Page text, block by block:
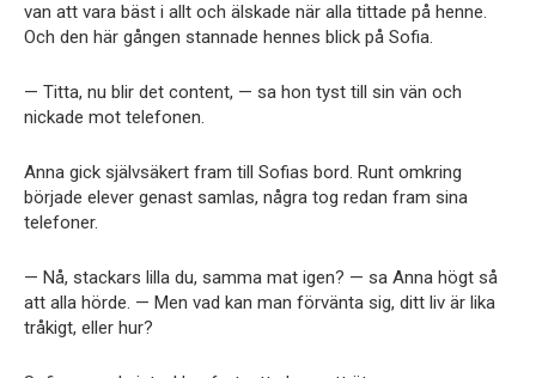
van att vara bäst i allt och älskade när alla tittade på henne.
Och den här gången stannade hennes blick på Sofia.
— Titta, nu blir det content, — sa hon tyst till sin vän och
nickade mot telefonen.
Anna gick självsäkert fram till Sofias bord. Runt omkring
började elever genast samlas, några tog redan fram sina
telefoner.
— Nå, stackars lilla du, samma mat igen? — sa Anna högt så
att alla hörde. — Men vad kan man förvänta sig, ditt liv är lika
tråkigt, eller hur?